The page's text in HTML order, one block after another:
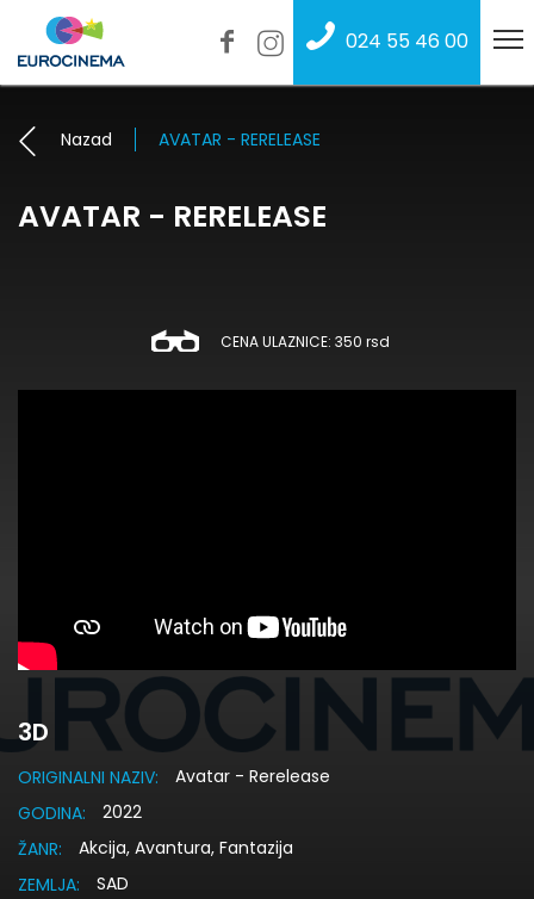
024 55 46 00
Nazad AVATAR - RERELEASE
AVATAR - RERELEASE
CENA ULAZNICE: 350 rsd
3D
ORIGINALNI NAZIV:
Avatar - Rerelease
GODINA:
2022
ŽANR:
Akcija, Avantura, Fantazija
ZEMLJA:
SAD